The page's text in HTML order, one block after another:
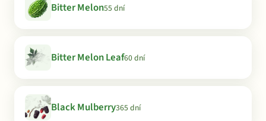
Bitter Melon55 dní
Bitter Melon Leaf60 dní
Black Mulberry365 dní